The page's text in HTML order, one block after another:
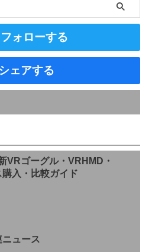
ォローする
ェアする
VRゴーグル・VRHMD・
入・比較ガイド
ュース